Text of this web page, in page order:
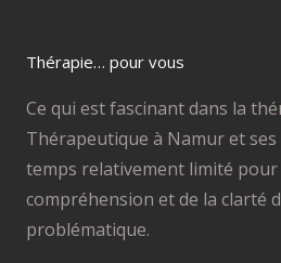
Thérapie… pour vous
Ce qui est fascinant dans la
Thérapeutique à Namur et ses
temps relativement limité pour
compréhension et de la clarté
problématique.